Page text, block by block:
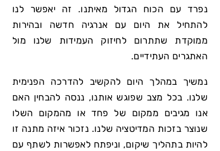
נפרד עם הכוח הגדול מאיתנו. זה יאפשר לנו
להתחיל את היום עם אנרגיה חדשה ובהירות
ממוקדת שתתרום לחיזוק העמידות שלנו מול
האתגרים העתידיים.
נמשיך במהלך היום להקשיב להדרכה הפנימית
שלנו. בכל מצב שפוגש אותנו, ננסה להבחין האם
אנו מגיבים ממקום של פחד או מהמקום השלו
שנוצר בזכות המדיטציה שלנו. נזכור איזה מתנה זו
להיות בתהליך שיקום, וניפתח לאפשרות לשתף עם